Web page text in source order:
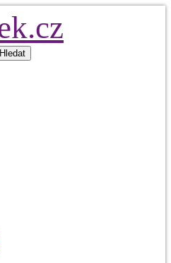
Hledat